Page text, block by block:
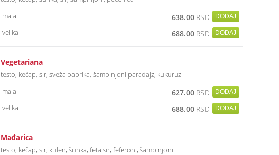
mala
638.00 RSD
velika 688.00 RSD
Vegetariana
testo, kečap, sir, sveža paprika, šampinjoni paradajz, kukuruz
mala
627.00 RSD
velika 688.00 RSD
Mađarica
testo, kečap, sir, kulen, šunka, feta sir, feferoni, šampinjoni